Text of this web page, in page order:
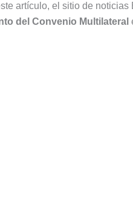
artículo, el sitio de
del Convenio Multilateral